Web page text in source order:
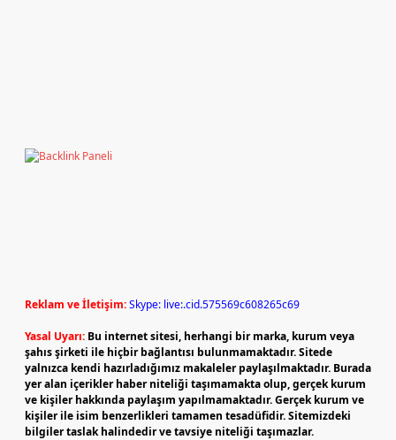
Reklam ve İletişim:Skype: live:.cid.575569c608265c69
Yasal Uyarı: Bu internet sitesi, herhangi bir marka, kurum veya
şahıs şirketi ile hiçbir bağlantısı bulunmamaktadır. Sitede
yalnızca kendi hazırladığımız makaleler paylaşılmaktadır. Burada
yer alan içerikler haber niteliği taşımamakta olup, gerçek kurum
ve kişiler hakkında paylaşım yapılmamaktadır. Gerçek kurum ve
kişiler ile isim benzerlikleri tamamen tesadüfidir. Sitemizdeki
bilgiler taslak halindedir ve tavsiye niteliği taşımazlar.